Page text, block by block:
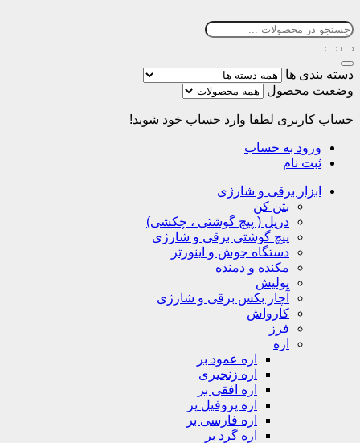
دسته بندی ها
وضعیت محصول
حساب کاربری لطفا وارد حساب خود شوید!
ورود به حساب
ثبت نام
ابزار برقی و شارژی
بتن کن
دریل ( پیچ گوشتی ، چکشی)
پیچ گوشتی برقی و شارژی
دستگاه جوش و اینورتر
مکنده و دمنده
پولیش
آچار بکس برقی و شارژی
کارواش
فرز
اره
اره عمود بر
اره زنجیری
اره افقی بر
اره پروفیل پر
اره فارسی بر
اره گرد بر